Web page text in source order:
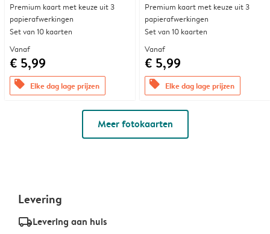
Premium kaart met keuze uit 3
papierafwerkingen
Set van 10 kaarten
Vanaf
€ 5,99
offers Elke dag lage prijzen
Premium kaart met keuze uit 3
papierafwerkingen
Set van 10 kaarten
Vanaf
€ 5,99
offers Elke dag lage prijzen
Meer fotokaarten
Levering
delivery_standard_v2Levering aan huis